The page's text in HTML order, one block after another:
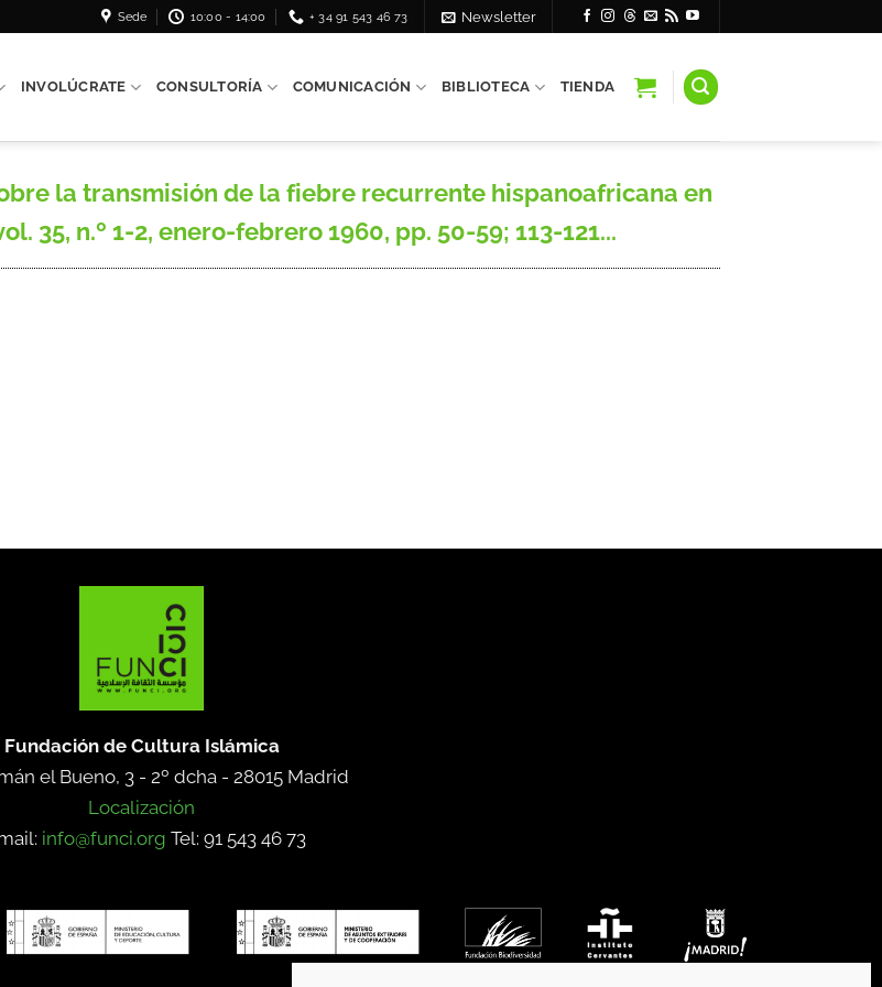
Sede 10:00 - 14:00 + 34 91 543 46 73 Newsletter
INVOLÚCRATE CONSULTORÍA COMUNICACIÓN BIBLIOTECA TIENDA
la transmisión de la fiebre recurrente hispanoafricana en
35, n.º 1-2, enero-febrero 1960, pp. 50-59; 113-121...
Fundación de Cultura Islámica
el Bueno, 3 - 2º dcha - 28015 Madrid
Localización
info@funci.org Tel: 91 543 46 73